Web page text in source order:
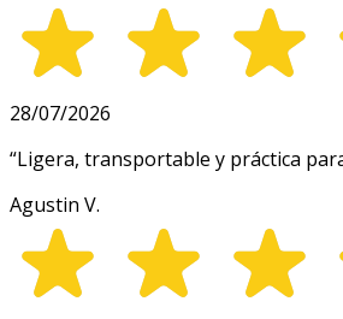
28/07/2026
“Ligera, transportable y práctica
Agustin V.